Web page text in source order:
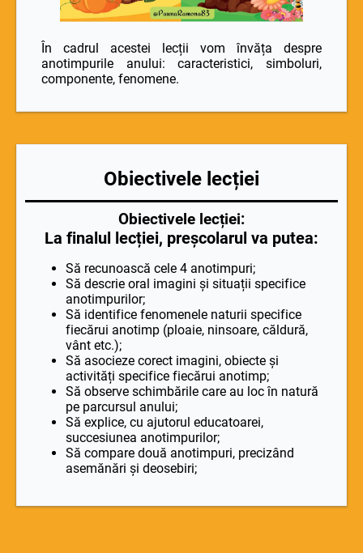
În cadrul acestei lecții vom învăța despre
anotimpurile anului: caracteristici, simboluri,
componente, fenomene.
Obiectivele lecției
Obiectivele lecției:
La finalul lecției, preșcolarul va putea:
Să recunoască cele 4 anotimpuri;
Să descrie oral imagini și situații specifice
anotimpurilor;
Să identifice fenomenele naturii specifice
fiecărui anotimp (ploaie, ninsoare, căldură,
vânt etc.);
Să asocieze corect imagini, obiecte și
activități specifice fiecărui anotimp;
Să observe schimbările care au loc în natură
pe parcursul anului;
Să explice, cu ajutorul educatoarei,
succesiunea anotimpurilor;
Să compare două anotimpuri, precizând
asemănări și deosebiri;